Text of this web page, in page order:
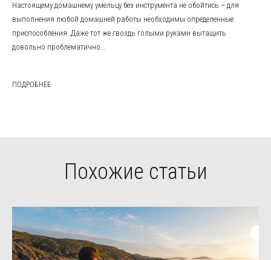
Настоящему домашнему умельцу без инструмента не обойтись – для
выполнения любой домашней работы необходимы определенные
приспособления. Даже тот же гвоздь голыми руками вытащить
довольно проблематично...
ПОДРОБНЕЕ
Похожие статьи